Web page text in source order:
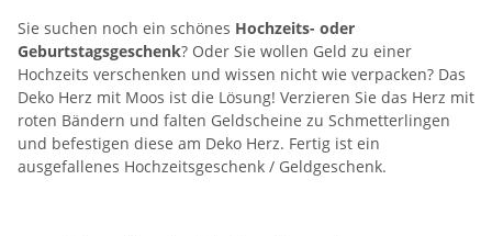
Sie suchen noch ein schönes Hochzeits- oder
Geburtstagsgeschenk? Oder Sie wollen Geld zu einer
Hochzeits verschenken und wissen nicht wie verpacken? Das
Deko Herz mit Moos ist die Lösung! Verzieren Sie das Herz mit
roten Bändern und falten Geldscheine zu Schmetterlingen
und befestigen diese am Deko Herz. Fertig ist ein
ausgefallenes Hochzeitsgeschenk / Geldgeschenk.